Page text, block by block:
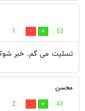
53
1
تسلیت می گم. خبر
محسن
43
2